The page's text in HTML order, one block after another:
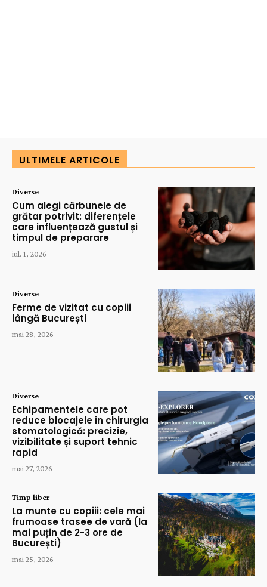
ULTIMELE ARTICOLE
Diverse
Cum alegi cărbunele de
grătar potrivit: diferențele
care influențează gustul și
timpul de preparare
iul. 1, 2026
Diverse
Ferme de vizitat cu copiii
lângă București
mai 28, 2026
Diverse
Echipamentele care pot
reduce blocajele în chirurgia
stomatologică: precizie,
vizibilitate și suport tehnic
rapid
mai 27, 2026
Timp liber
La munte cu copiii: cele mai
frumoase trasee de vară (la
mai puțin de 2-3 ore de
București)
mai 25, 2026